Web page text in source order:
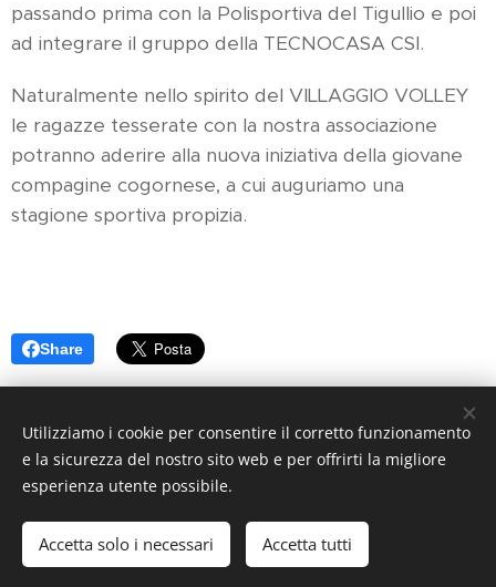
passando prima con la Polisportiva del Tigullio e poi
ad integrare il gruppo della TECNOCASA CSI.
Naturalmente nello spirito del VILLAGGIO VOLLEY
le ragazze tesserate con la nostra associazione
potranno aderire alla nuova iniziativa della giovane
compagine cogornese, a cui auguriamo una
stagione sportiva propizia.
Share
© VILLAGGIO VOLLEY Tutti i diritti riservati. Responsabile
Protezione Dati: Assarini Alessandro
Creato con Webnode Cookies
Utilizziamo i cookie per consentire il corretto funzionamento
e la sicurezza del nostro sito web e per offrirti la migliore
esperienza utente possibile.
Accetta solo i necessari Accetta tutti